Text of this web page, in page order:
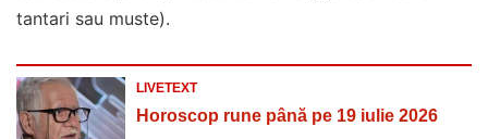
tantari sau muste).
LIVETEXT
Horoscop rune până pe 19 iulie 2026